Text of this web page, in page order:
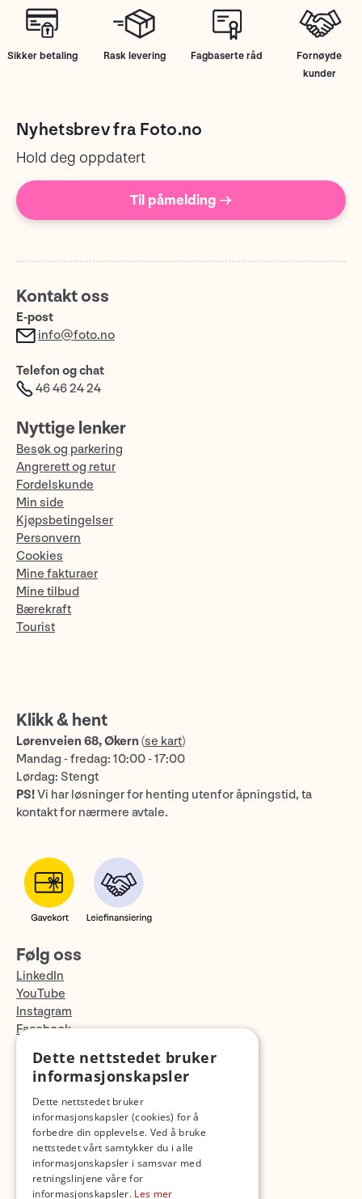
Sikker betaling Rask levering Fagbaserte råd
Fornøyde
kunder
Nyhetsbrev fra Foto.no
Hold deg oppdatert
Til påmelding →
Kontakt oss
E-post
info@foto.no
Telefon og chat
46 46 24 24
Nyttige lenker
Besøk og parkering
Angrerett og retur
Fordelskunde
Min side
Kjøpsbetingelser
Personvern
Cookies
Mine fakturaer
Mine tilbud
Bærekraft
Tourist
Klikk & hent
Lørenveien 68, Økern (se kart)
Mandag - fredag: 10:00 - 17:00
Lørdag: Stengt
PS!Vi har løsninger for henting utenfor åpningstid, ta
kontakt for nærmere avtale.
Følg oss
LinkedIn
YouTube
Instagram
Facebook
TikTok
Fotopodden
Med forbehold om skrive- og lagerfeil
Dette nettstedet bruker
informasjonskapsler
Dette nettstedet bruker
informasjonskapsler (cookies) for å
forbedre din opplevelse. Ved å bruke
nettstedet vårt samtykker du i alle
informasjonskapsler i samsvar med
retningslinjene våre for
informasjonskapsler. Les mer